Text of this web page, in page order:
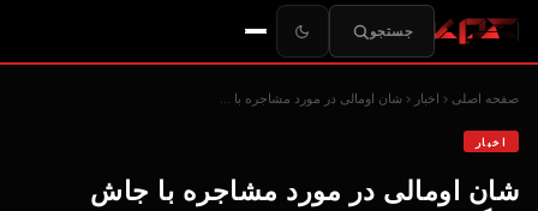
جستجو
صفحه اصلی اخبار شان اومالی در مورد مشاجره با ...
اخبار
شان اومالی در مورد مشاجره با جاش